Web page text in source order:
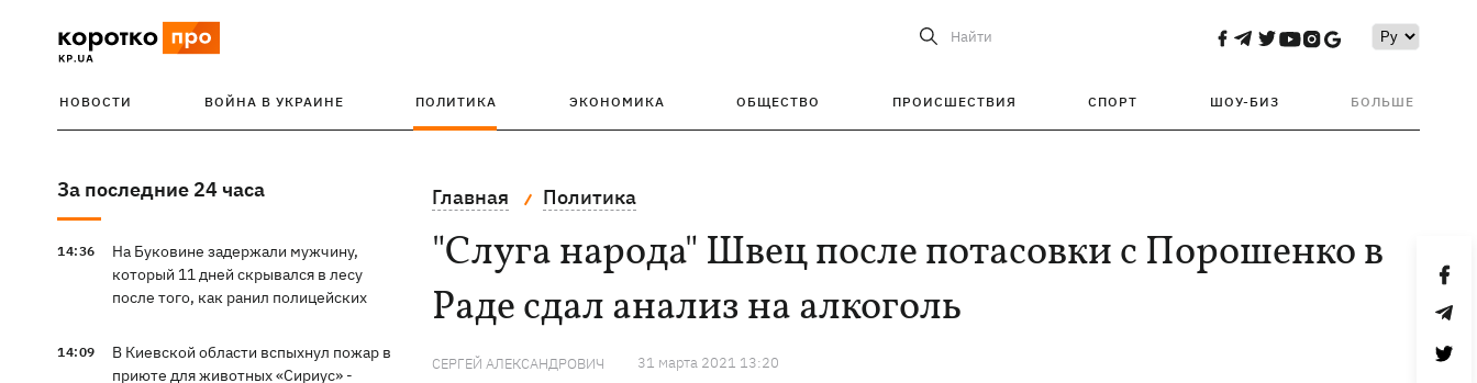
Найти
НОВОСТИ ВОЙНА В УКРАИНЕ ПОЛИТИКА ЭКОНОМИКА ОБЩЕСТВО ПРОИСШЕСТВИЯ СПОРТ ШОУ-БИЗ БОЛЬШЕ
За последние 24 часа
14:36
На Буковине задержали мужчину,
который 11 дней скрывался в лесу
после того, как ранил полицейских
14:09
В Киевской области вспыхнул пожар в
приюте для животных «Сириус» -
Главная Политика
"Слуга народа" Швец после потасовки с Порошенко в
Раде сдал анализ на алкоголь
СЕРГЕЙ АЛЕКСАНДРОВИЧ 31 марта 2021 13:20